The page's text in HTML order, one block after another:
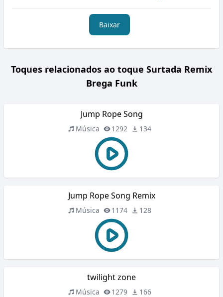
Baixar
Toques relacionados ao toque Surtada Remix
Brega Funk
Jump Rope Song
Música 1292 134
Jump Rope Song Remix
Música 1174 128
twilight zone
Música 1279 166